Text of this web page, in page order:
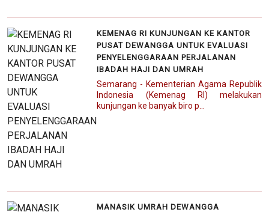
KEMENAG RI KUNJUNGAN KE KANTOR
PUSAT DEWANGGA UNTUK EVALUASI
PENYELENGGARAAN PERJALANAN
IBADAH HAJI DAN UMRAH
Semarang - Kementerian Agama Republik
Indonesia (Kemenag RI) melakukan
kunjungan ke banyak biro p...
MANASIK UMRAH DEWANGGA